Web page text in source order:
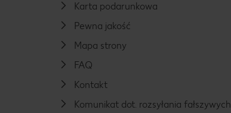
Karta podarunkowa
Pewna jakość
Mapa strony
FAQ
Kontakt
Komunikat dot. rozsyłania fałszywych